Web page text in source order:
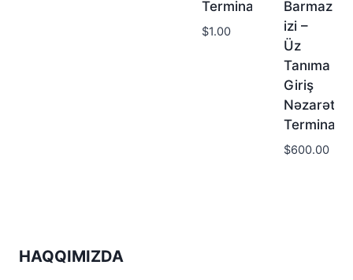
Terminalı
$1.00
Barmaz
izi –
Üz
Tanıma
Giriş
Nəzarət
Terminalı
$600.00
HAQQIMIZDA